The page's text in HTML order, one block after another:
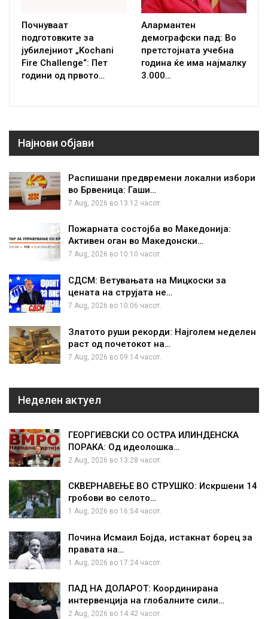
Почнуваат
подготовките за
јубилејниот „Kochani
Fire Challenge“: Пет
години од првото…
Алармантен
демографски пад: Во
претстојната учебна
година ќе има најмалку
3.000…
Најнови објави
Распишани предвремени локални избори
во Брвеница: Гаши…
7 Aug, 2026 во 13:12 часот.
Пожарната состојба во Македонија:
Активен оган во Македонски…
7 Aug, 2026 во 10:10 часот.
СДСМ: Ветувањата на Мицкоски за
цената на струјата не…
7 Aug, 2026 во 10:06 часот.
Златото руши рекорди: Најголем неделен
раст од почетокот на…
7 Aug, 2026 во 09:14 часот.
Неделен актуел
ГЕОРГИЕВСКИ СО ОСТРА ИЛИНДЕНСКА
ПОРАКА: Од идеолошка…
2 Aug, 2026 во 13:28 часот.
СКВЕРНАВЕЊЕ ВО СТРУШКО: Искршени 14
гробови во селото…
1 Aug, 2026 во 16:54 часот.
Почина Исмаил Бојда, истакнат борец за
правата на…
1 Aug, 2026 во 17:24 часот.
ПАД НА ДОЛАРОТ: Координирана
интервенција на глобалните сили…
2 Aug, 2026 во 14:42 часот.